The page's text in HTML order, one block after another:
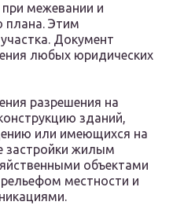
межевании и
плана. Этим
Документ
любых юридических
разрешения на
зданий,
или имеющихся на
застройки жилым
объектами
местности и